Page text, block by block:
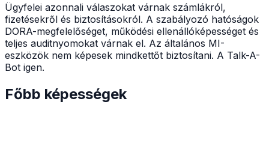
Ügyfelei azonnali válaszokat várnak számlákról,
fizetésekről és biztosításokról. A szabályozó hatóságok
DORA-megfelelőséget, működési ellenállóképességet és
teljes auditnyomokat várnak el. Az általános MI-
eszközök nem képesek mindkettőt biztosítani. A Talk-A-
Bot igen.
Főbb képességek